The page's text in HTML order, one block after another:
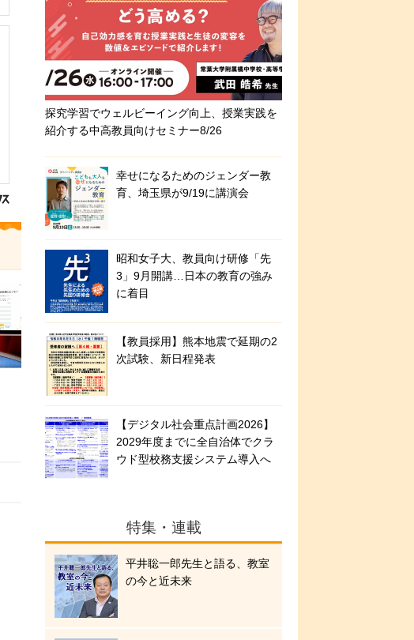
探究学習でウェルビーイング向上、授業実践を
紹介する中高教員向けセミナー8/26
幸せになるためのジェンダー教
育、埼玉県が9/19に講演会
昭和女子大、教員向け研修「先
3」9月開講…日本の教育の強み
に着目
【教員採用】熊本地震で延期の2
次試験、新日程発表
【デジタル社会重点計画2026】
2029年度までに全自治体でクラ
ウド型校務支援システム導入へ
特集・連載
平井聡一郎先生と語る、教室
の今と近未来